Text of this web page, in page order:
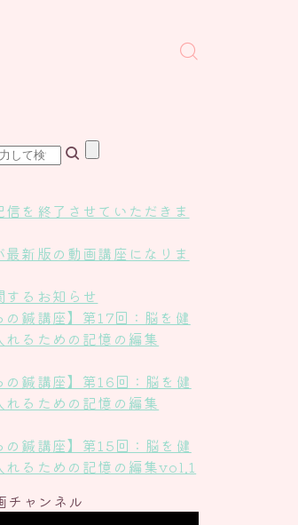
信を終了させていただきま
最新版の動画講座になりま
るお知らせ
の鍼講座】第17回：脳を健
れるための記憶の編集
の鍼講座】第16回：脳を健
れるための記憶の編集
の鍼講座】第15回：脳を健
れるための記憶の編集vol.1
チャンネル